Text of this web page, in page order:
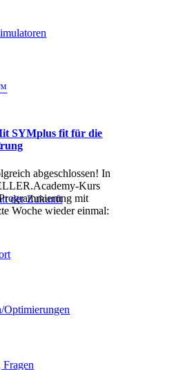
der Zukunft
Optimierungen
SYMplus fit für die
abgeschlossen! In
Kurs
mit
Woche wieder einmal: